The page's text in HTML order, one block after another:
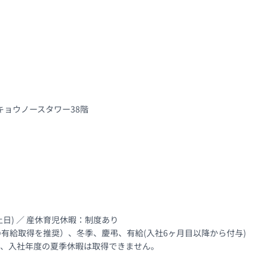
ョウノースタワー38階
) ／ 産休育児休暇：制度あり
給取得を推奨）、冬季、慶弔、有給(入社6ヶ月目以降から付与)
社年度の夏季休暇は取得できません。